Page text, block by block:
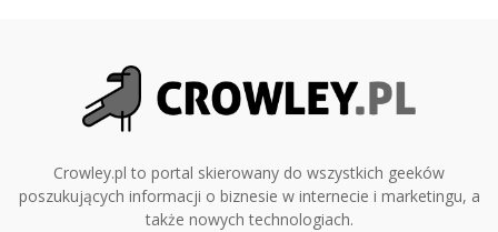
Crowley.pl to portal skierowany do wszystkich geeków
poszukujących informacji o biznesie w internecie i marketingu, a
także nowych technologiach.